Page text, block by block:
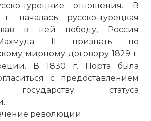
турецкие отношения. В
началась русско-турецкая
в ней победу, Россия
II признать по
мирному договору 1829 г.
В 1830 г. Порта была
с предоставлением
государству статуса
революции.